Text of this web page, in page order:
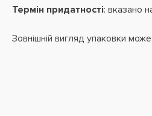
Термін придатності: вказано
Зовнішній вигляд упаковки